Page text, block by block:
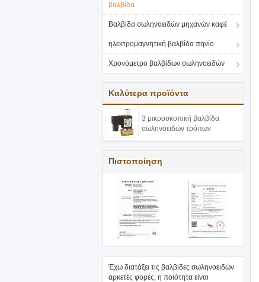
βαλβίδα
Βαλβίδα σωληνοειδών μηχανών καφέ
ηλεκτρομαγνητική βαλβίδα πηνίο
Χρονόμετρο βαλβίδων σωληνοειδών
Καλύτερα προϊόντα
3 μικροσκοπική βαλβίδα
σωληνοειδών τρόπων
Πιστοποίηση
Έχω διατάξει τις βαλβίδες σωληνοειδών
αρκετές φορές, η ποιότητα είναι